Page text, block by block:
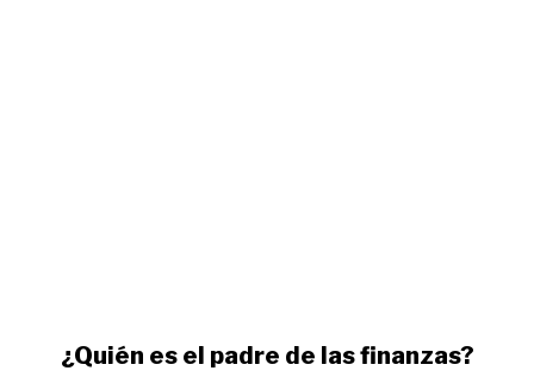
¿Quién es el padre de las finanzas?